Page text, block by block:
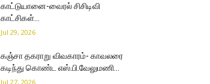
காட்டுயானை-வைரல் சிசிடிவி
காட்சிகள்…
Jul 29, 2026
கஞ்சா தகராறு விவகாரம்- காவலரை
கடிந்து கொண்ட எஸ்.பி.வேலுமணி…
Jul 27, 2026